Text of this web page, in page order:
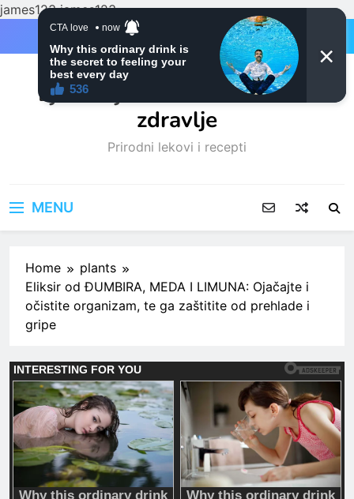
james123james123
Ljubitelji mačaka i Prirodno
zdravlje
Prirodni lekovi i recepti
MENU
Home
plants
Eliksir od ĐUMBIRA, MEDA I LIMUNA: Ojačajte i
očistite organizam, te ga zaštitite od prehlade i
gripe